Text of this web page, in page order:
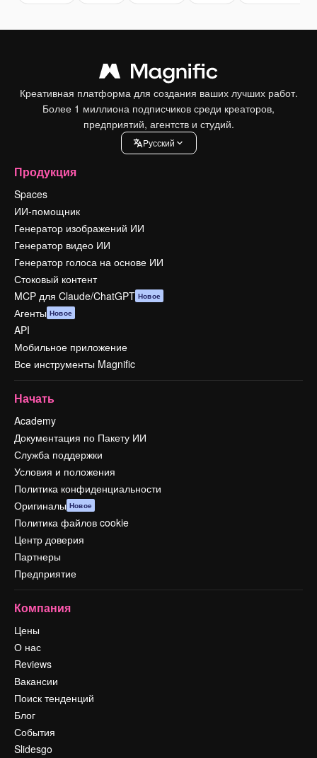
Креативная платформа для создания ваших лучших работ.
Более 1 миллиона подписчиков среди креаторов,
предприятий, агентств и студий.
Pусский
Продукция
Spaces
ИИ-помощник
Генератор изображений ИИ
Генератор видео ИИ
Генератор голоса на основе ИИ
Стоковый контент
MCP для Claude/ChatGPT Новое
Агенты Новое
API
Мобильное приложение
Все инструменты Magnific
Начать
Academy
Документация по Пакету ИИ
Служба поддержки
Условия и положения
Политика конфиденциальности
Оригиналы Новое
Политика файлов cookie
Центр доверия
Партнеры
Предприятие
Компания
Цены
О нас
Reviews
Вакансии
Поиск тенденций
Блог
События
Slidesgo